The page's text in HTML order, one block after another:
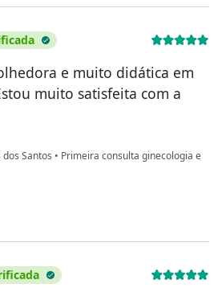
e muito didática em
muito satisfeita com a
Santos • Primeira consulta ginecologia e